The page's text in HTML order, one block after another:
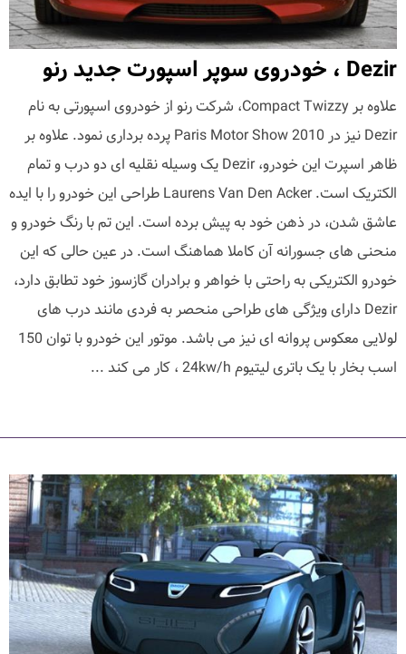
Dezir ، خودروی سوپر اسپورت جدید رنو
علاوه بر Compact Twizzy، شرکت رنو از خودروی اسپورتی به نام
Dezir نیز در Paris Motor Show 2010 پرده برداری نمود. علاوه بر
ظاهر اسپرت این خودرو، Dezir یک وسیله نقلیه ای دو درب و تمام
الکتریک است. Laurens Van Den Acker طراحی این خودرو را با ایده
عاشق شدن، در ذهن خود به پیش برده است. این تم با رنگ خودرو و
منحنی های جسورانه آن کاملا هماهنگ است. در عین حالی که این
خودرو الکتریکی به راحتی با خواهر و برادران گازسوز خود تطابق دارد،
Dezir دارای ویژگی های طراحی منحصر به فردی مانند درب های
لولایی معکوس پروانه ای نیز می باشد. موتور این خودرو با توان 150
اسب بخار با یک باتری لیتیوم 24kw/h ، کار می کند ...